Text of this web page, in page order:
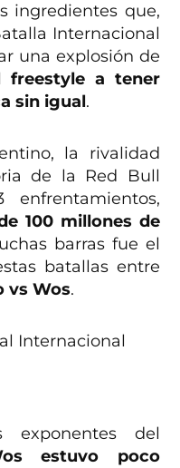
ingredientes que,
Internacional
una explosión de
freestyle a tener
sin igual.
la rivalidad
de la Red Bull
enfrentamientos,
100 millones de
barras fue el
batallas entre
vs Wos.
del
estuvo poco